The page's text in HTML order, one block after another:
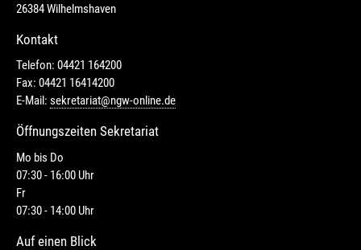
26384 Wilhelmshaven
Kontakt
Telefon: 04421 164200
Fax: 04421 16414200
E-Mail: sekretariat@ngw-online.de
Öffnungszeiten Sekretariat
Mo bis Do
07:30 - 16:00 Uhr
Fr
07:30 - 14:00 Uhr
Auf einen Blick